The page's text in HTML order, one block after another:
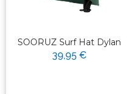
SOORUZ Surf Hat Dylan
39,95 €